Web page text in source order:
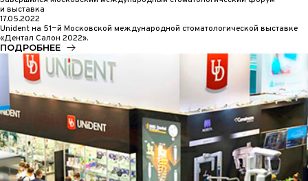
и выставка
17.05.2022
Unident на 51−й Московской международной стоматологической выставке
«Дентал Салон 2022».
ПОДРОБНЕЕ